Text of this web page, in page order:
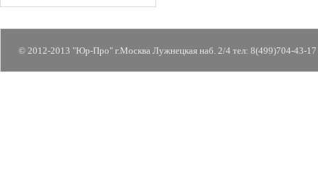
© 2012-2013 "Юр-Про" г.Москва Лужнецкая наб. 2/4 тел: 8(499)704-43-17